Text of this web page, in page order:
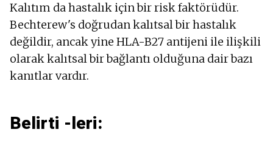
Kalıtım da hastalık için bir risk faktörüdür.
Bechterew's doğrudan kalıtsal bir hastalık
değildir, ancak yine HLA-B27 antijeni ile ilişkili
olarak kalıtsal bir bağlantı olduğuna dair bazı
kanıtlar vardır.
Belirti -leri: